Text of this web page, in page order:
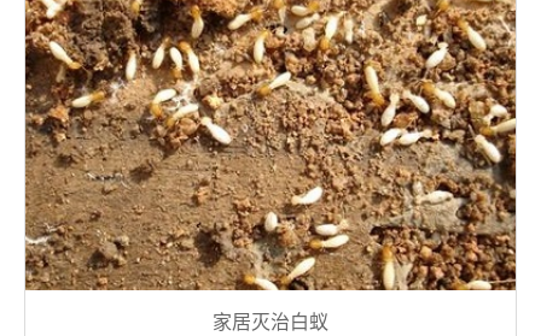
家居灭治白蚁